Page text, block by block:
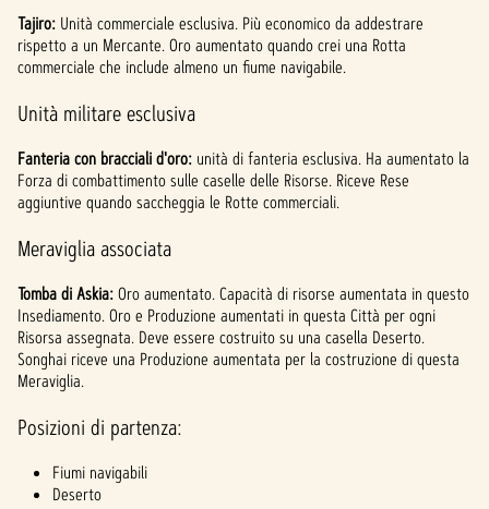
Tajiro: Unità commerciale esclusiva. Più economico da addestrare
rispetto a un Mercante. Oro aumentato quando crei una Rotta
commerciale che include almeno un fiume navigabile.
Unità militare esclusiva
Fanteria con bracciali d'oro: unità di fanteria esclusiva. Ha aumentato la
Forza di combattimento sulle caselle delle Risorse. Riceve Rese
aggiuntive quando saccheggia le Rotte commerciali.
Meraviglia associata
Tomba di Askia:Oro aumentato. Capacità di risorse aumentata in questo
Insediamento. Oro e Produzione aumentati in questa Città per ogni
Risorsa assegnata. Deve essere costruito su una casella Deserto.
Songhai riceve una Produzione aumentata per la costruzione di questa
Meraviglia.
Posizioni di partenza:
Fiumi navigabili
Deserto